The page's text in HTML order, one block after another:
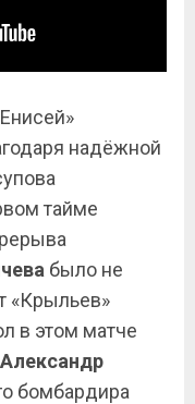
надёжной
тайме
было не
«Крыльев»
в этом матче
Александр
бомбардира